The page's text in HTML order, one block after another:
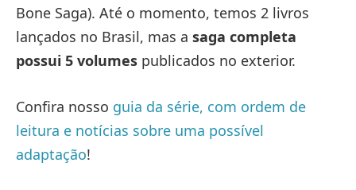
Bone Saga). Até o momento, temos 2 livros
lançados no Brasil, mas a saga completa
possui 5 volumes publicados no exterior.
Confira nosso guia da série, com ordem de
leitura e notícias sobre uma possível
adaptação!